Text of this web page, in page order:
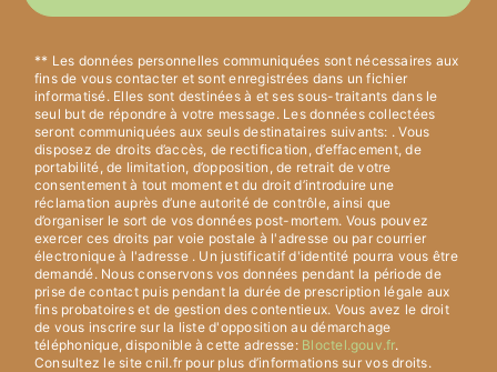
** Les données personnelles communiquées sont nécessaires aux
fins de vous contacter et sont enregistrées dans un fichier
informatisé. Elles sont destinées à et ses sous-traitants dans le
seul but de répondre à votre message. Les données collectées
seront communiquées aux seuls destinataires suivants: . Vous
disposez de droits d’accès, de rectification, d’effacement, de
portabilité, de limitation, d’opposition, de retrait de votre
consentement à tout moment et du droit d’introduire une
réclamation auprès d’une autorité de contrôle, ainsi que
d’organiser le sort de vos données post-mortem. Vous pouvez
exercer ces droits par voie postale à l'adresse ou par courrier
électronique à l'adresse . Un justificatif d'identité pourra vous être
demandé. Nous conservons vos données pendant la période de
prise de contact puis pendant la durée de prescription légale aux
fins probatoires et de gestion des contentieux. Vous avez le droit
de vous inscrire sur la liste d'opposition au démarchage
téléphonique, disponible à cette adresse: Bloctel.gouv.fr.
Consultez le site cnil.fr pour plus d’informations sur vos droits.